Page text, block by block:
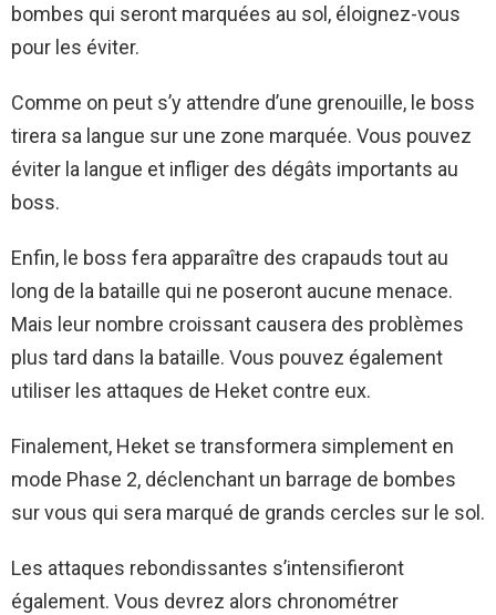
bombes qui seront marquées au sol, éloignez-vous
pour les éviter.
Comme on peut s’y attendre d’une grenouille, le boss
tirera sa langue sur une zone marquée. Vous pouvez
éviter la langue et infliger des dégâts importants au
boss.
Enfin, le boss fera apparaître des crapauds tout au
long de la bataille qui ne poseront aucune menace.
Mais leur nombre croissant causera des problèmes
plus tard dans la bataille. Vous pouvez également
utiliser les attaques de Heket contre eux.
Finalement, Heket se transformera simplement en
mode Phase 2, déclenchant un barrage de bombes
sur vous qui sera marqué de grands cercles sur le sol.
Les attaques rebondissantes s’intensifieront
également. Vous devrez alors chronométrer